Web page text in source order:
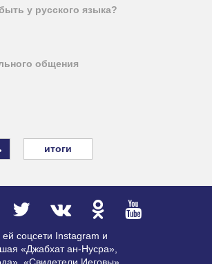
у русского языка?
общения
итоги
соцсети Instagram и
«Джабхат ан-Нусра»,
«Свидетели Иеговы»,